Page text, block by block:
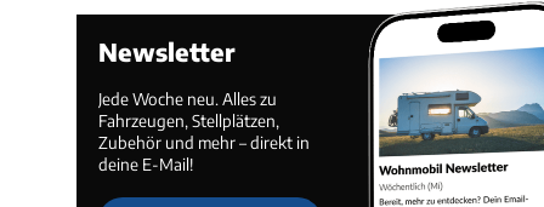
Newsletter
Jede Woche neu. Alles zu
Fahrzeugen, Stellplätzen,
Zubehör und mehr – direkt in
deine E-Mail!